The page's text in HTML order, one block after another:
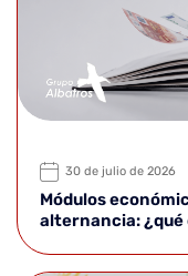
30 de julio de 2026
Módulos
alternancia: ¿qué